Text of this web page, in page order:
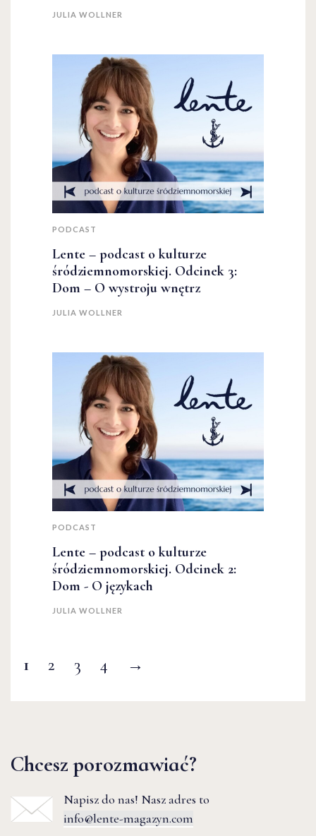
JULIA WOLLNER
PODCAST
Lente – podcast o kulturze
śródziemnomorskiej. Odcinek 3:
Dom – O wystroju wnętrz
JULIA WOLLNER
PODCAST
Lente – podcast o kulturze
śródziemnomorskiej. Odcinek 2:
Dom - O językach
JULIA WOLLNER
1 2 3 4 →
Chcesz porozmawiać?
Napisz do nas! Nasz adres to
info@lente-magazyn.com